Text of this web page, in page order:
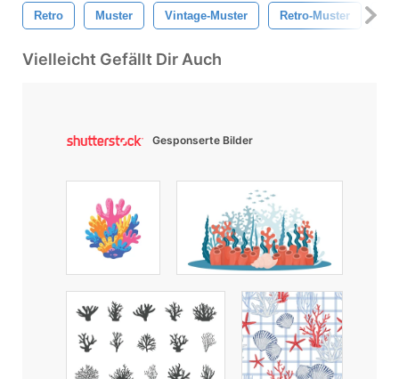
Retro Muster Vintage-Muster Retro-Muster
Vielleicht Gefällt Dir Auch
Gesponserte Bilder